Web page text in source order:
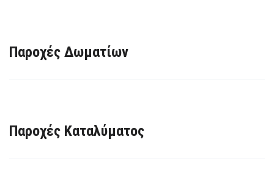
Παροχές Δωματίων
Παροχές Καταλύματος